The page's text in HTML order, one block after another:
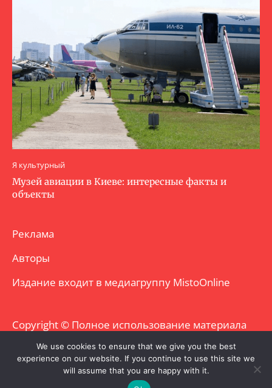
Я культурный
Музей авиации в Киеве: интересные факты и
объекты
Реклама
Авторы
Издание входит в медиагруппу MistoOnline
Copyright © Полное использование материала
запрещено. Частично разрешено с
гиперссылкой.
We use cookies to ensure that we give you the best
experience on our website. If you continue to use this site we
will assume that you are happy with it.